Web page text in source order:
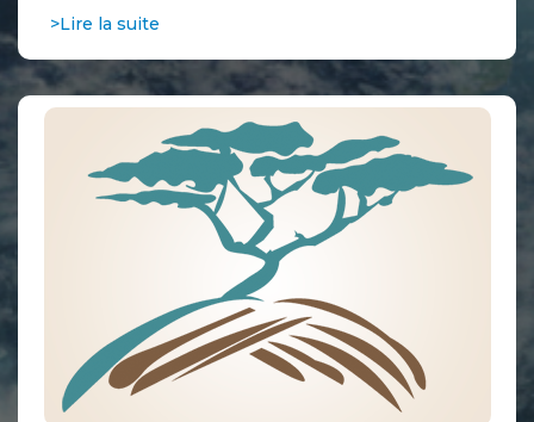
>Lire la suite